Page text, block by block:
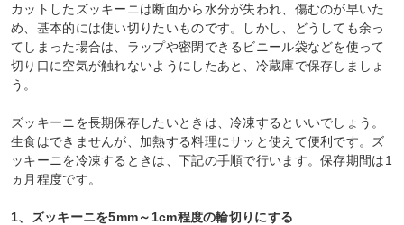
カットしたズッキーニは断面から水分が失われ、傷むのが早いた
め、基本的には使い切りたいものです。しかし、どうしても余っ
てしまった場合は、ラップや密閉できるビニール袋などを使って
切り口に空気が触れないようにしたあと、冷蔵庫で保存しましょ
う。
ズッキーニを長期保存したいときは、冷凍するといいでしょう。
生食はできませんが、加熱する料理にサッと使えて便利です。ズ
ッキーニを冷凍するときは、下記の手順で行います。保存期間は1
ヵ月程度です。
1、ズッキーニを5mm～1cm程度の輪切りにする